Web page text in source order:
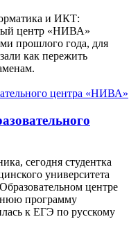
и ИКТ:
центр «НИВА»
прошлого года, для
как пережить
сегодня студентка
университета
центре
программу
к ЕГЭ по русскому